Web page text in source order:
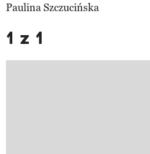
Paulina Szczucińska
1 z 1